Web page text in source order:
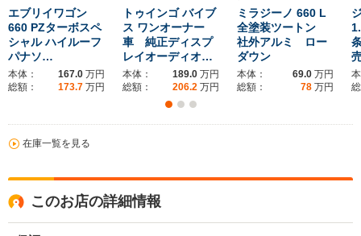
エブリイワゴン
660 PZターボスペ
シャル ハイルーフ
パナソ…
本体： 167.0 万円
総額：
173.7 万円
トゥインゴ バイブ
ス ワンオーナー
車 純正ディスプ
レイオーディオ…
本体： 189.0 万円
総額：
206.2 万円
ミラジーノ 660 L
全塗装ツートン
社外アルミ ロー
ダウン
本体： 69.0 万円
総額：
78 万円
在庫一覧を見る
このお店の詳細情報